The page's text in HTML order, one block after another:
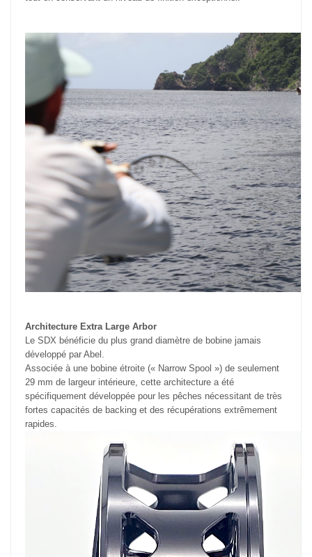
Architecture Extra Large Arbor
Le SDX bénéficie du plus grand diamètre de bobine jamais
développé par Abel.
Associée à une bobine étroite (« Narrow Spool ») de seulement
29 mm de largeur intérieure, cette architecture a été
spécifiquement développée pour les pêches nécessitant de très
fortes capacités de backing et des récupérations extrêmement
rapides.